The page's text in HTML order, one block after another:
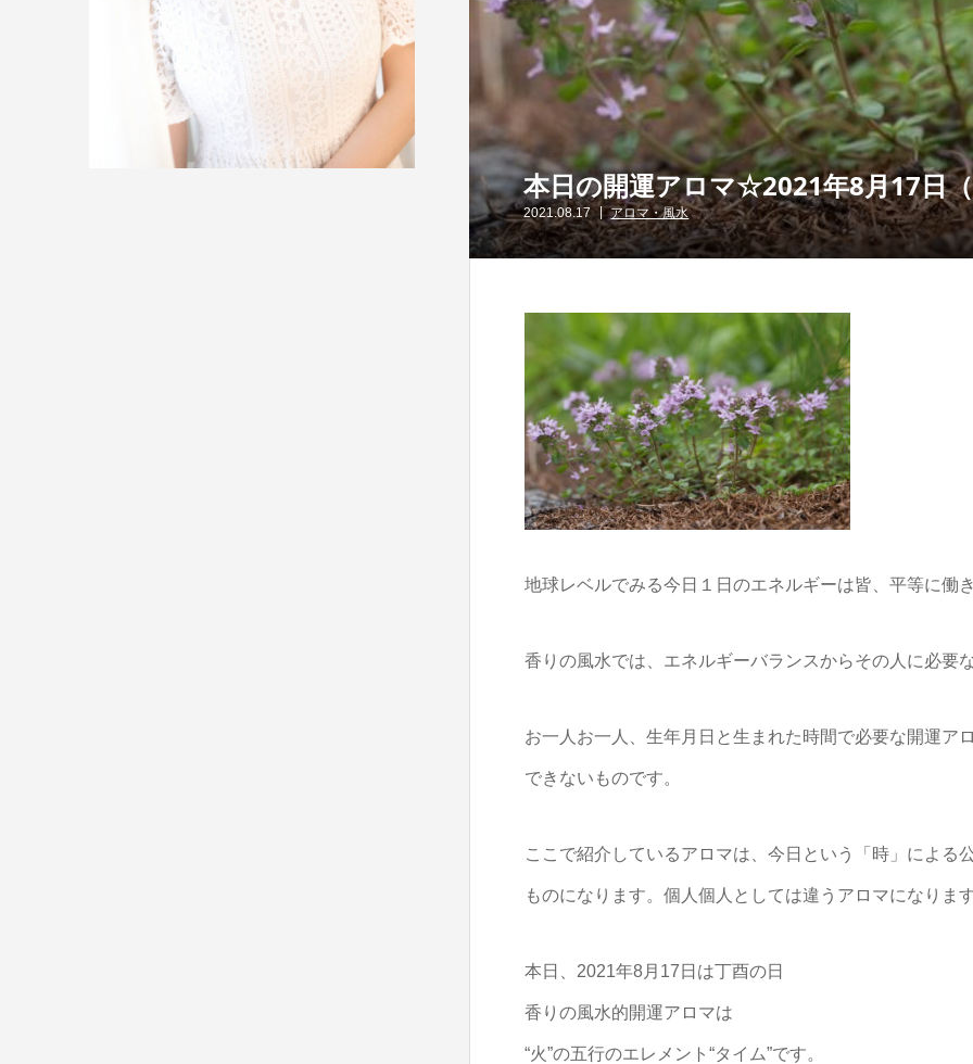
本日の開運アロマ☆2021年8月17日
2021.08.17 アロマ・風水
地球レベルでみる今日１日のエネルギーは皆、平等に働
香りの風水では、エネルギーバランスからその人に必要
お一人お一人、生年月日と生まれた時間で必要な開運ア
できないものです。
ここで紹介しているアロマは、今日という「時」による
ものになります。個人個人としては違うアロマになりま
本日、2021年8月17日は丁酉の日
香りの風水的開運アロマは
“火”の五行のエレメント“タイム”です。